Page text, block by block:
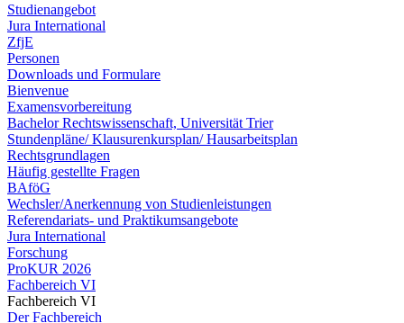
Studienangebot
Jura International
ZfjE
Personen
Downloads und Formulare
Bienvenue
Examensvorbereitung
Bachelor Rechtswissenschaft, Universität Trier
Stundenpläne/ Klausurenkursplan/ Hausarbeitsplan
Rechtsgrundlagen
Häufig gestellte Fragen
BAföG
Wechsler/Anerkennung von Studienleistungen
Referendariats- und Praktikumsangebote
Jura International
Forschung
ProKUR 2026
Fachbereich VI
Fachbereich VI
Der Fachbereich